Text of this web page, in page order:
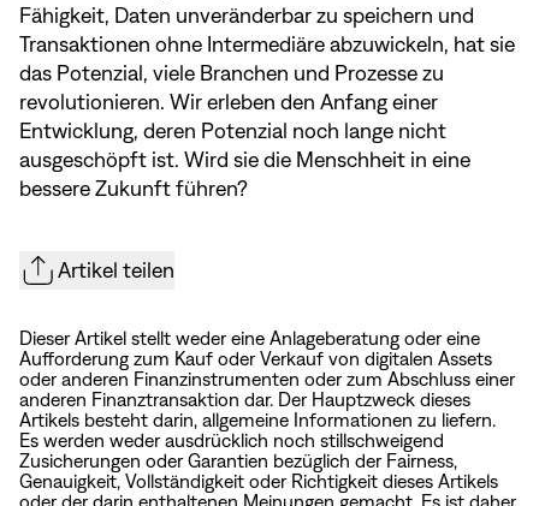
Fähigkeit, Daten unveränderbar zu speichern und
Transaktionen ohne Intermediäre abzuwickeln, hat sie
das Potenzial, viele Branchen und Prozesse zu
revolutionieren. Wir erleben den Anfang einer
Entwicklung, deren Potenzial noch lange nicht
ausgeschöpft ist. Wird sie die Menschheit in eine
bessere Zukunft führen?
Artikel teilen
Dieser Artikel stellt weder eine Anlageberatung oder eine
Aufforderung zum Kauf oder Verkauf von digitalen Assets
oder anderen Finanzinstrumenten oder zum Abschluss einer
anderen Finanztransaktion dar. Der Hauptzweck dieses
Artikels besteht darin, allgemeine Informationen zu liefern.
Es werden weder ausdrücklich noch stillschweigend
Zusicherungen oder Garantien bezüglich der Fairness,
Genauigkeit, Vollständigkeit oder Richtigkeit dieses Artikels
oder der darin enthaltenen Meinungen gemacht. Es ist daher